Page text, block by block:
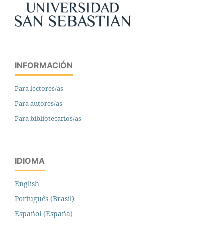
INFORMACIÓN
Para lectores/as
Para autores/as
Para bibliotecarios/as
IDIOMA
English
Português (Brasil)
Español (España)